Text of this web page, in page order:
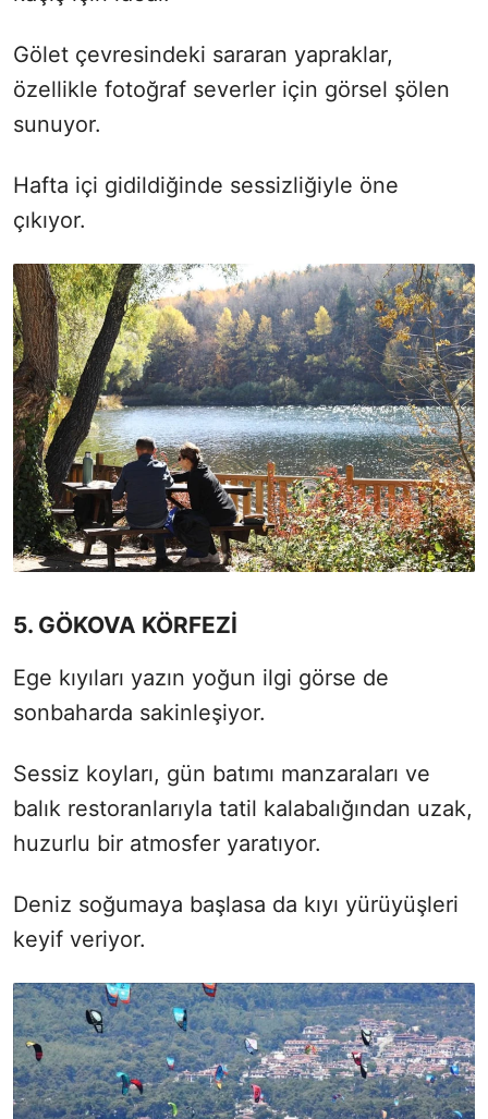
Gölet çevresindeki sararan yapraklar,
özellikle fotoğraf severler için görsel şölen
sunuyor.
Hafta içi gidildiğinde sessizliğiyle öne
çıkıyor.
5. GÖKOVA KÖRFEZİ
Ege kıyıları yazın yoğun ilgi görse de
sonbaharda sakinleşiyor.
Sessiz koyları, gün batımı manzaraları ve
balık restoranlarıyla tatil kalabalığından uzak,
huzurlu bir atmosfer yaratıyor.
Deniz soğumaya başlasa da kıyı yürüyüşleri
keyif veriyor.